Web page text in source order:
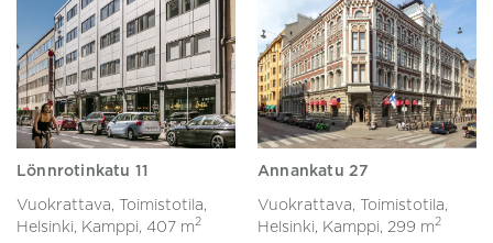
Lönnrotinkatu 11
Vuokrattava, Toimistotila,
Helsinki, Kamppi, 407 m2
Annankatu 27
Vuokrattava, Toimistotila,
Helsinki, Kamppi, 299 m2